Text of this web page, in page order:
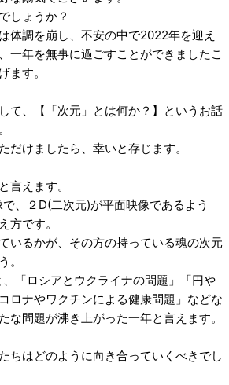
しょうか？
体調を崩し、不安の中で2022年を迎え
一年を無事に過ごすことができましたこ
ます。
て、【「次元」とは何か？】というお話
だけましたら、幸いと存じます。
言えます。
、２D(二次元)が平面映像であるよう
方です。
いるかが、その方の持っている魂の次元
。
「ロシアとウクライナの問題」「円や
ロナやワクチンによる健康問題」などな
な問題が沸き上がった一年と言えます。
ちはどのように向き合っていくべきでし